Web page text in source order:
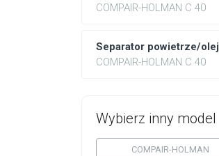
COMPAIR-HOLMAN C 40
Separator powietrze/olej
COMPAIR-HOLMAN C 40
Wybierz inny model
COMPAIR-HOLMAN